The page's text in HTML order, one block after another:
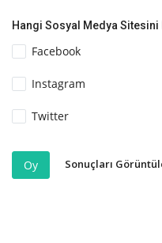
Hangi Sosyal Medya Sitesini
Facebook
Instagram
Twitter
Oy Sonuçları